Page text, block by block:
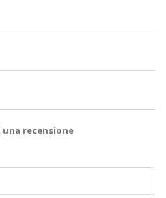
una recensione